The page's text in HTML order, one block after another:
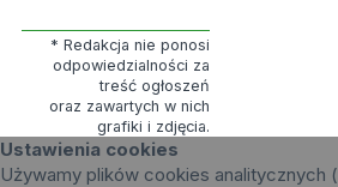
* Redakcja nie ponosi
odpowiedzialności za
treść ogłoszeń
oraz zawartych w nich
grafiki i zdjęcia.
Ustawienia cookies
Używamy plików cookies analitycznych (